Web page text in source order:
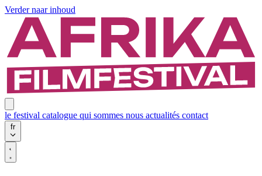
Verder naar inhoud
le festival catalogue qui sommes nous actualités contact
fr